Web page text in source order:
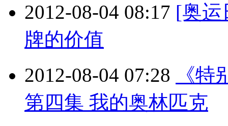
2012-08-04 08:17 [奥运
牌的价值
2012-08-04 07:28
《
第四集 我的奥林匹克